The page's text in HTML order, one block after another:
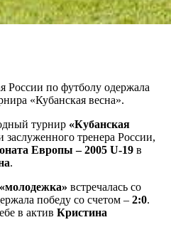
России по футболу одержала
«Кубанская весна».
турнир «Кубанская
тренера России,
Европы – 2005 U-19 в
.
«молодежка» встречалась со
победу со счетом – 2:0.
в актив Кристина